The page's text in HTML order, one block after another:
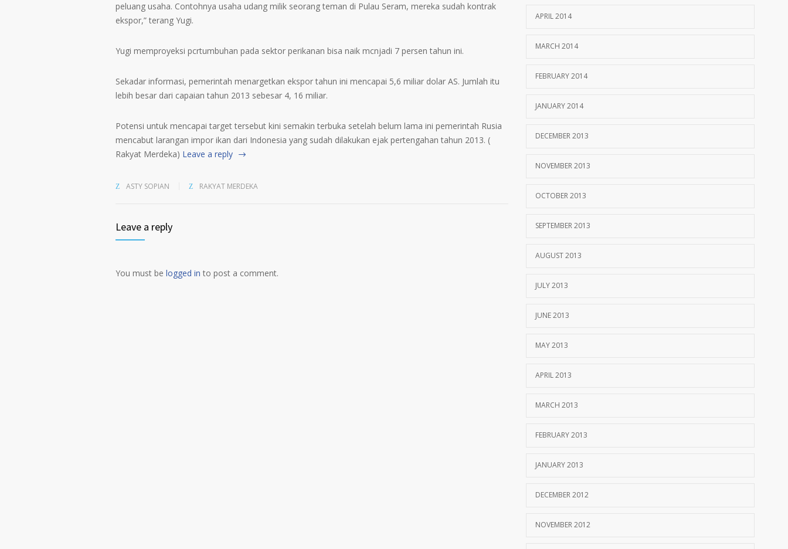
peluang usaha. Contohnya usaha udang milik seorang teman di Pulau Seram, mereka sudah kontrak
ekspor,” terang Yugi.
Yugi memproyeksi pcrtumbuhan pada sektor perikanan bisa naik mcnjadi 7 persen tahun ini.
Sekadar informasi, pemerintah menargetkan ekspor tahun ini mencapai 5,6 miliar dolar AS. Jumlah itu
lebih besar dari capaian tahun 2013 sebesar 4, 16 miliar.
Potensi untuk mencapai target tersebut kini semakin terbuka setelah belum lama ini pemerintah Rusia
mencabut larangan impor ikan dari Indonesia yang sudah dilakukan ejak pertengahan tahun 2013. (
Rakyat Merdeka) Leave a reply
ASTY SOPIAN RAKYAT MERDEKA
Leave a reply
You must be logged in to post a comment.
APRIL 2014
MARCH 2014
FEBRUARY 2014
JANUARY 2014
DECEMBER 2013
NOVEMBER 2013
OCTOBER 2013
SEPTEMBER 2013
AUGUST 2013
JULY 2013
JUNE 2013
MAY 2013
APRIL 2013
MARCH 2013
FEBRUARY 2013
JANUARY 2013
DECEMBER 2012
NOVEMBER 2012